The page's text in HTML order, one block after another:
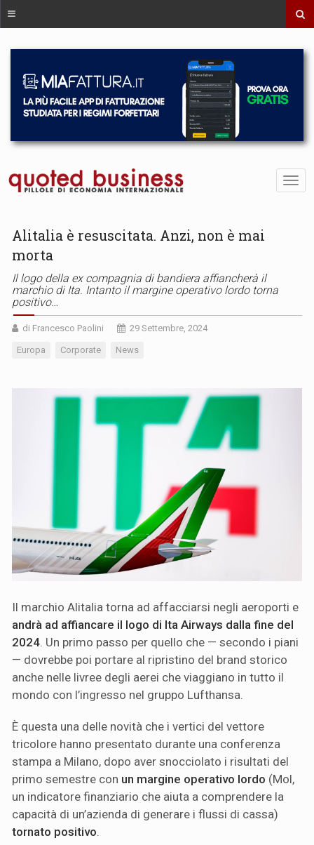
Alitalia è resuscitata. Anzi, non è mai
morta
Il logo della ex compagnia di bandiera affiancherà il
marchio di Ita. Intanto il margine operativo lordo torna
positivo…
di Francesco Paolini 29 Settembre, 2024
Europa Corporate News
Il marchio Alitalia torna ad affacciarsi negli aeroporti e
andrà ad affiancare il logo di Ita Airways dalla fine del
2024. Un primo passo per quello che — secondo i piani
— dovrebbe poi portare al ripristino del brand storico
anche nelle livree degli aerei che viaggiano in tutto il
mondo con l’ingresso nel gruppo Lufthansa.
È questa una delle novità che i vertici del vettore
tricolore hanno presentato durante una conferenza
stampa a Milano, dopo aver snocciolato i risultati del
primo semestre con un margine operativo lordo (Mol,
un indicatore finanziario che aiuta a comprendere la
capacità di un’azienda di generare i flussi di cassa)
tornato positivo.